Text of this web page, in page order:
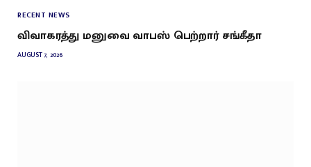
RECENT NEWS
விவாகரத்து மனுவை வாபஸ் பெற்றார் சங்கீதா
AUGUST 7, 2026